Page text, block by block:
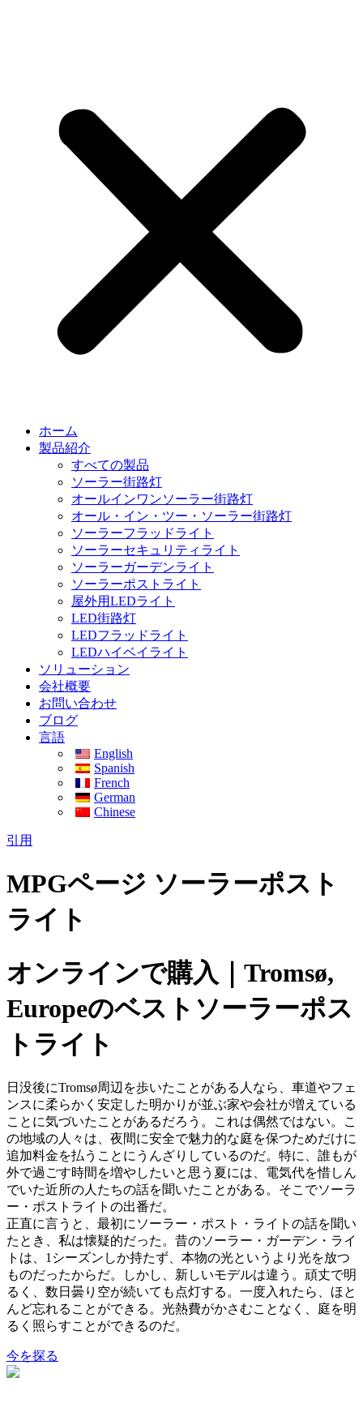
ホーム
製品紹介
すべての製品
ソーラー街路灯
オールインワンソーラー街路灯
オール・イン・ツー・ソーラー街路灯
ソーラーフラッドライト
ソーラーセキュリティライト
ソーラーガーデンライト
ソーラーポストライト
屋外用LEDライト
LED街路灯
LEDフラッドライト
LEDハイベイライト
ソリューション
会社概要
お問い合わせ
ブログ
言語
English
Spanish
French
German
Chinese
引用
MPGページ ソーラーポスト
ライト
オンラインで購入｜Tromsø,
Europeのベストソーラーポス
トライト
日没後にTromsø周辺を歩いたことがある人なら、車道やフェ
ンスに柔らかく安定した明かりが並ぶ家や会社が増えている
ことに気づいたことがあるだろう。これは偶然ではない。こ
の地域の人々は、夜間に安全で魅力的な庭を保つためだけに
追加料金を払うことにうんざりしているのだ。特に、誰もが
外で過ごす時間を増やしたいと思う夏には、電気代を惜しん
でいた近所の人たちの話を聞いたことがある。そこでソーラ
ー・ポストライトの出番だ。
正直に言うと、最初にソーラー・ポスト・ライトの話を聞い
たとき、私は懐疑的だった。昔のソーラー・ガーデン・ライ
トは、1シーズンしか持たず、本物の光というより光を放つ
ものだったからだ。しかし、新しいモデルは違う。頑丈で明
るく、数日曇り空が続いても点灯する。一度入れたら、ほと
んど忘れることができる。光熱費がかさむことなく、庭を明
るく照らすことができるのだ。
今を探る